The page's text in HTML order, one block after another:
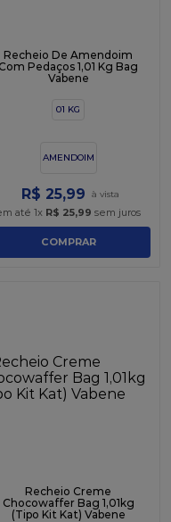
Recheio De Amendoim
Com Pedaços 1,01 Kg Bag
Vabene
01 KG
AMENDOIM
R$ 25,99
até 1x R$ 25,99 sem juros
COMPRAR
Recheio Creme
Chocowaffer Bag 1,01kg
(Tipo Kit Kat) Vabene